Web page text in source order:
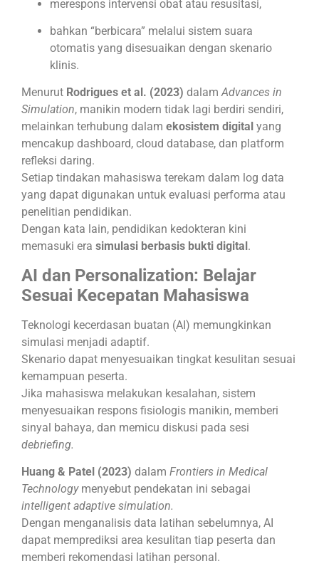
merespons intervensi obat atau resusitasi,
bahkan “berbicara” melalui sistem suara
otomatis yang disesuaikan dengan skenario
klinis.
Menurut Rodrigues et al. (2023) dalamAdvances in
Simulation, manikin modern tidak lagi berdiri sendiri,
melainkan terhubung dalam ekosistem digital yang
mencakup dashboard, cloud database, dan platform
refleksi daring.
Setiap tindakan mahasiswa terekam dalam log data
yang dapat digunakan untuk evaluasi performa atau
penelitian pendidikan.
Dengan kata lain, pendidikan kedokteran kini
memasuki era simulasi berbasis bukti digital .
AI dan Personalization: Belajar
Sesuai Kecepatan Mahasiswa
Teknologi kecerdasan buatan (AI) memungkinkan
simulasi menjadi adaptif.
Skenario dapat menyesuaikan tingkat kesulitan sesuai
kemampuan peserta.
Jika mahasiswa melakukan kesalahan, sistem
menyesuaikan respons fisiologis manikin, memberi
sinyal bahaya, dan memicu diskusi pada sesi
debriefing.
Huang & Patel (2023) dalam Frontiers in Medical
Technologymenyebut pendekatan ini sebagai
intelligent adaptive simulation.
Dengan menganalisis data latihan sebelumnya, AI
dapat memprediksi area kesulitan tiap peserta dan
memberi rekomendasi latihan personal.